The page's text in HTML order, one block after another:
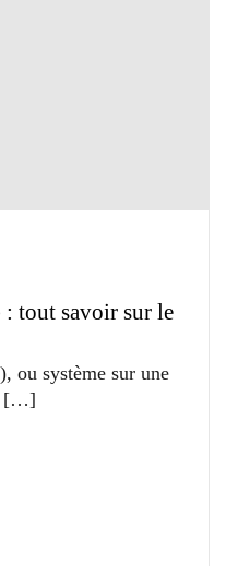
tout savoir sur le
ou système sur une